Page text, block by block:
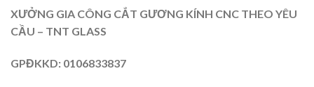
XƯỞNG GIA CÔNG CẮT GƯƠNG KÍNH CNC THEO YÊU
CẦU – TNT GLASS
GPĐKKD: 0106833837